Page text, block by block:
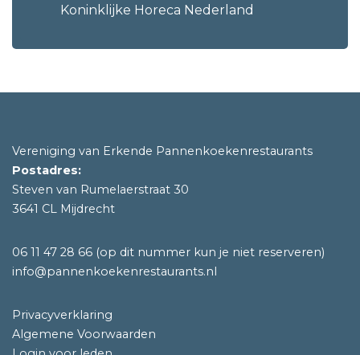
Koninklijke Horeca Nederland
Vereniging van Erkende Pannenkoekenrestaurants
Postadres:
Steven van Rumelaerstraat 30
3641 CL Mijdrecht
06 11 47 28 66 (op dit nummer kun je niet reserveren)
info@pannenkoekenrestaurants.nl
Privacyverklaring
Algemene Voorwaarden